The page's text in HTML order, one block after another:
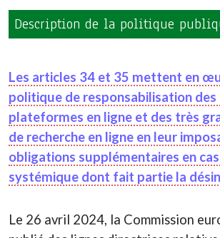
Description de la politique
Les articles 34 et 35 mettent en
politique de responsabilisation des
plateformes en ligne et des très
de recherche en ligne en leur
obligations supplémentaires en
systémique dont fait partie la
Le 26 avril 2024, la Commission